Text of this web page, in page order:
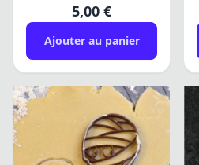
5,00 €
Ajouter au panier